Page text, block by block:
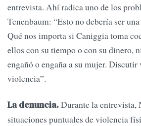
entrevista. Ahí radica uno de los
Tenenbaum: “Esto no debería ser
Qué nos importa si Caniggia toma
ellos con su tiempo o con su dinero,
engañó o engaña a su mujer.
violencia”.
La denuncia.Durante la entrevista,
situaciones puntuales de violencia